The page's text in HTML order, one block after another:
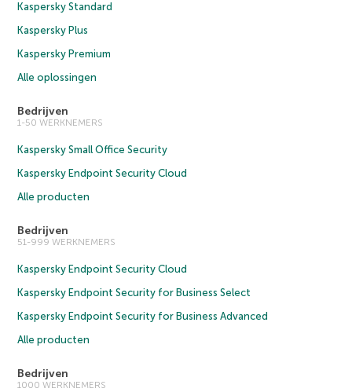
Kaspersky Standard
Kaspersky Plus
Kaspersky Premium
Alle oplossingen
Bedrijven
1-50 WERKNEMERS
Kaspersky Small Office Security
Kaspersky Endpoint Security Cloud
Alle producten
Bedrijven
51-999 WERKNEMERS
Kaspersky Endpoint Security Cloud
Kaspersky Endpoint Security for Business Select
Kaspersky Endpoint Security for Business Advanced
Alle producten
Bedrijven
1000 WERKNEMERS